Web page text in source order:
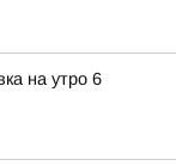
на утро 6